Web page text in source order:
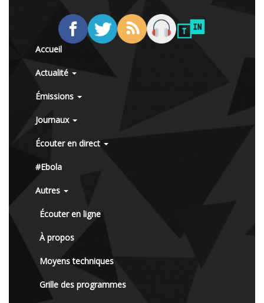
Accueil
Actualité
Émissions
Journaux
Écouter en direct
#Ebola
Autres
Écouter en ligne
À propos
Moyens techniques
Grille des programmes